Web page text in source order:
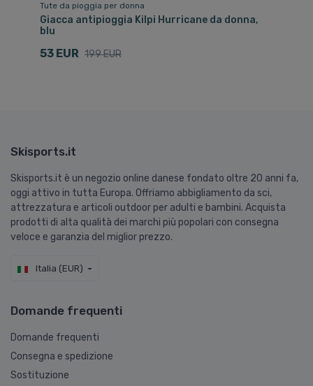
Tute da pioggia per donna
Giacca antipioggia Kilpi Hurricane da donna,
blu
53 EUR 199 EUR
Skisports.it
Skisports.it è un negozio online danese fondato oltre 20 anni fa,
oggi attivo in tutta Europa. Offriamo abbigliamento da sci,
attrezzatura e articoli outdoor per adulti e bambini. Acquista
prodotti di alta qualità dei marchi più popolari con consegna
veloce e garanzia del miglior prezzo.
Italia (EUR)
Domande frequenti
Domande frequenti
Consegna e spedizione
Sostituzione